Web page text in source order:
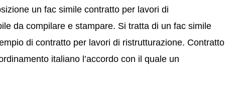
un fac simile contratto per lavori di
da compilare e stampare. Si tratta di un fac simile
di contratto per lavori di ristrutturazione. Contratto
italiano l’accordo con il quale un